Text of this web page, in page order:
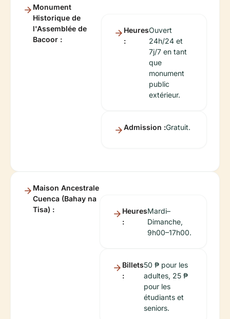
Monument
Historique de
l'Assemblée de
Bacoor :
Heures
:
Ouvert
24h/24 et
7j/7 en tant
que
monument
public
extérieur.
Admission :Gratuit.
Maison Ancestrale
Cuenca (Bahay na
Tisa) :
Heures
:
Mardi–
Dimanche,
9h00–17h00.
Billets
:
50 ₱ pour les
adultes, 25 ₱
pour les
étudiants et
seniors.